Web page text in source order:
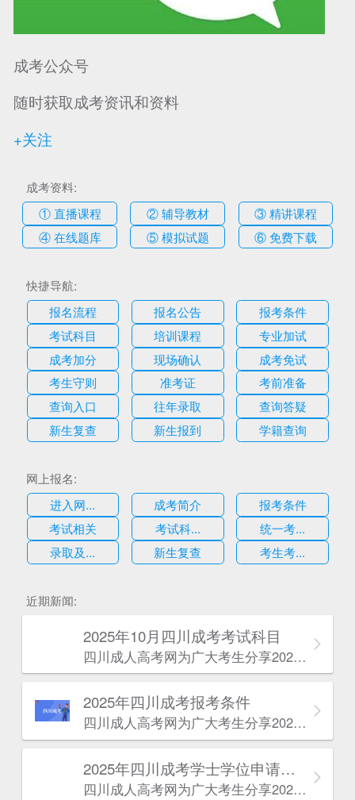
成考公众号
随时获取成考资讯和资料
+关注
成考资料:
① 直播课程
② 辅导教材
③ 精讲课程
④ 在线题库
⑤ 模拟试题 ⑥ 免费下载
快捷导航:
报名流程
报名公告
报考条件
考试科目
培训课程
专业加试
成考加分
现场确认
成考免试
考生守则
准考证
考前准备
查询入口
往年录取
查询答疑
新生复查
新生报到 学籍查询
网上报名:
进入网...
成考简介
报考条件
考试相关
考试科...
统一考...
录取及...
新生复查 考生考...
近期新闻:
2025年10月四川成考考试科目
四川成人高考网​为广大考生分享2025年10月四川成考考试科目。为广大在职人员和社会人士提供学历提升的机会。更多四川成考考试信息，欢迎在线访问四川成人高考网。
2025年‌‌‌‌四川成考报考条件
四川成人高考网​为广大考生分享2025年‌‌‌‌四川成考报考条件。为广大在职人员和社会人士提供学历提升的机会。更多四川成考考试信息，欢迎在线访问四川成人高考网。
2025年‌‌‌‌四川成考学士学位申请条件
四川成人高考网​为广大考生分享2025年‌‌‌‌四川成考学士学位申请条件。为广大在职人员和社会人士提供学历提升的机会。更多四川成考考试信息，欢迎在线访问四川成人高考网。